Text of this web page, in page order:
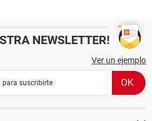
NEWSLETTER!
Ver un ejemplo